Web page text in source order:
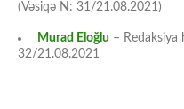
(Vəsiqə N: 31/21.08.2021)
Murad Eloğlu – Redaksiya
32/21.08.2021